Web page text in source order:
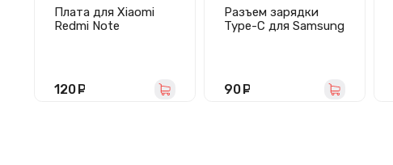
Плата для Xiaomi
Redmi Note
микрофоном
120
Разъем зарядки
Type-C для Samsung
6B/S918B
90